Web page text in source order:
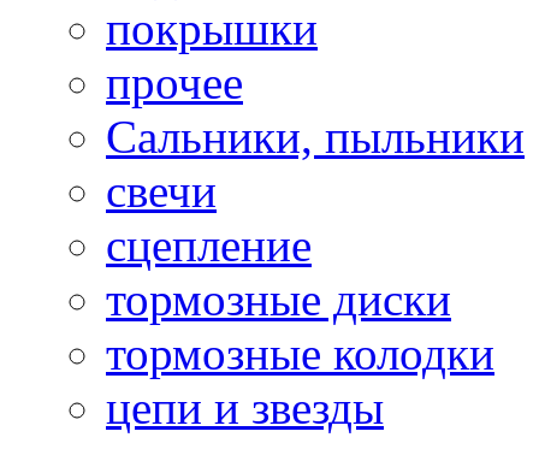
покрышки
прочее
Сальники, пыльники
свечи
сцепление
тормозные диски
тормозные колодки
цепи и звезды